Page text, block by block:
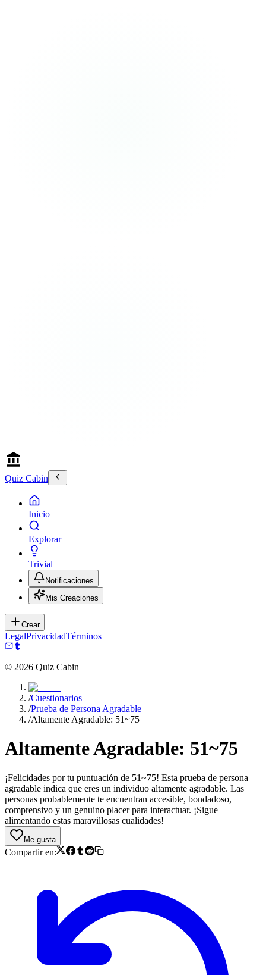
Quiz Cabin
Inicio
Explorar
Trivial
Notificaciones
Mis Creaciones
Crear
LegalPrivacidadTérminos
© 2026 Quiz Cabin
/Cuestionarios
/Prueba de Persona Agradable
/Altamente Agradable: 51~75
Altamente Agradable: 51~75
¡Felicidades por tu puntuación de 51~75! Esta prueba de persona
agradable indica que eres un individuo altamente agradable. Las
personas probablemente te encuentran accesible, bondadoso,
comprensivo y un genuino placer para interactuar. ¡Sigue
alimentando estas maravillosas cualidades!
Me gusta
Compartir en: